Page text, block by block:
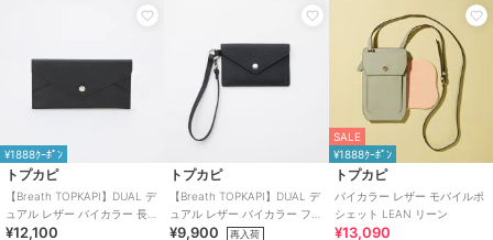
¥1888ｸｰﾎﾟﾝ
トプカピ
【Breath TOPKAPI】DUAL デ
ュアル レザー バイカラー 長財
布 薄型 / 軽量
¥12,100
トプカピ
【Breath TOPKAPI】DUAL デ
ュアル レザー バイカラー フラ
グメント 薄型 / 軽量
¥9,900 再入荷
SALE
¥1888ｸｰﾎﾟﾝ
トプカピ
バイカラー レザー モバイルポ
シェット LEAN リーン
¥13,090